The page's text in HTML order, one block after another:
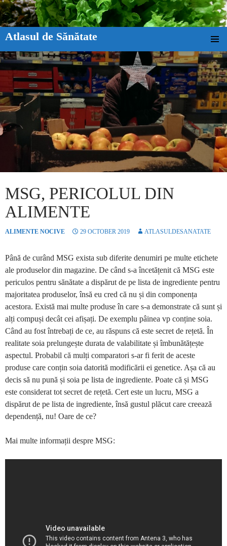
Atlasul de Sănătate
MSG, PERICOLUL DIN
ALIMENTE
ALIMENTE NOCIVE 29 OCTOBER 2019 ATLASULDESANATATE
Până de curând MSG exista sub diferite denumiri pe multe etichete
ale produselor din magazine. De când s-a încetățenit că MSG este
periculos pentru sănătate a dispărut de pe lista de ingrediente pentru
majoritatea produselor, însă eu cred că nu și din componența
acestora. Există mai multe produse în care s-a demonstrate că sunt și
alți compuși decât cei afișați. De exemplu pâinea vp conține soia.
Când au fost întrebați de ce, au răspuns că este secret de rețetă. În
realitate soia prelungește durata de valabilitate și îmbunătățește
aspectul. Probabil că mulți comparatori s-ar fi ferit de aceste
produse care conțin soia datorită modificării ei genetice. Așa că au
decis să nu pună și soia pe lista de ingrediente. Poate că și MSG
este considerat tot secret de rețetă. Cert este un lucru, MSG a
dispărut de pe lista de ingrediente, însă gustul plăcut care creează
dependență, nu! Oare de ce?
Mai multe informații despre MSG: